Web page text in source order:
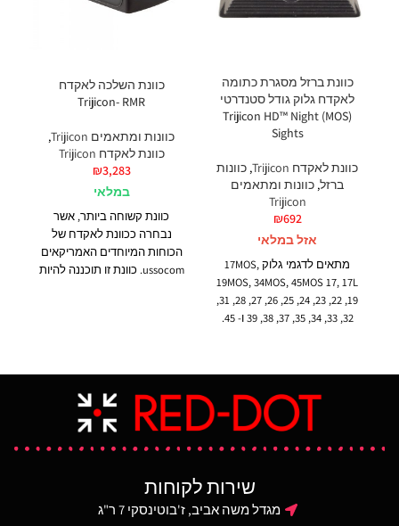
כוונת ברזל מסגרת כתומה
לאקדח גלוק גודל סטנדרטי
(MOS) Trijicon HD™ Night
Sights
כוונת לאקדח Trijicon , כוונות
ברזל, כוונות ומתאמים
Trijicon
₪692
אזל במלאי
מתאים לדגמי גלוק 17MOS,
19MOS, 34MOS, 45MOS 17, 17L
19, 22, 23, 24, 25, 26, 27, 28, 31,
32, 33, 34, 35, 37, 38, 39 ו- 45.
הכוונת הקדמית בעלת שלוש
בעלת להב גבוה יותר ונקודת
כוונה מכוסה בצבע מאיר מיוחד
(photoluminescent). מסגרת
וכוללת חריץ רחב יותר בצורת
U. תצורה ייחודית זו מגבירה את
הראות ומזרזת את רכישת
כוונת השלכה לאקדח
Trijicon- RMR
כוונות ומתאמים Trijicon
,
כוונת לאקדח Trijicon
₪3,283
במלאי
כוונת קשוחה ביותר, אשר
נבחרה ככוונת לאקדח של
הכוחות המיוחדים האמריקאים
ussocom. כוונת זו תוכננה להיות
לספוג רתע של כל קליבר, כולל
מקלעים, ועדיין להישאר
מאופסת. לכוונת זו גם שימוש
רב ככוונת השלכה אשר פועלת
בצמוד לכוונות עם הגדלה.
צורת בית העדשה אשר מוגנת
בפטנט תוכננה לפעול בתנאים
הקשים ביותר. הכוונת עמידה
שירות לקוחות
מגדל משה אביב, ז'בוטינסקי 7 ר"ג